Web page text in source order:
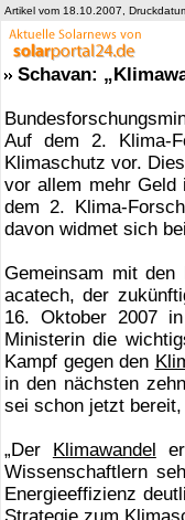
Artikel vom 18.10.2007,
Schavan:
Auf dem 2. Klima-
Klimaschutz vor.
vor allem mehr Geld
dem 2. Klima-
davon widmet sich
Gemeinsam mit den
acatech, der
16. Oktober 2007
Ministerin die
Kampf gegen den
in den nächsten
sei schon jetzt
„Der Klimawandel
Wissenschaftlern
Energieeffizienz